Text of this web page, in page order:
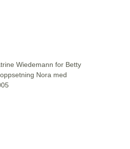
Wiedemann for Betty
Nora med